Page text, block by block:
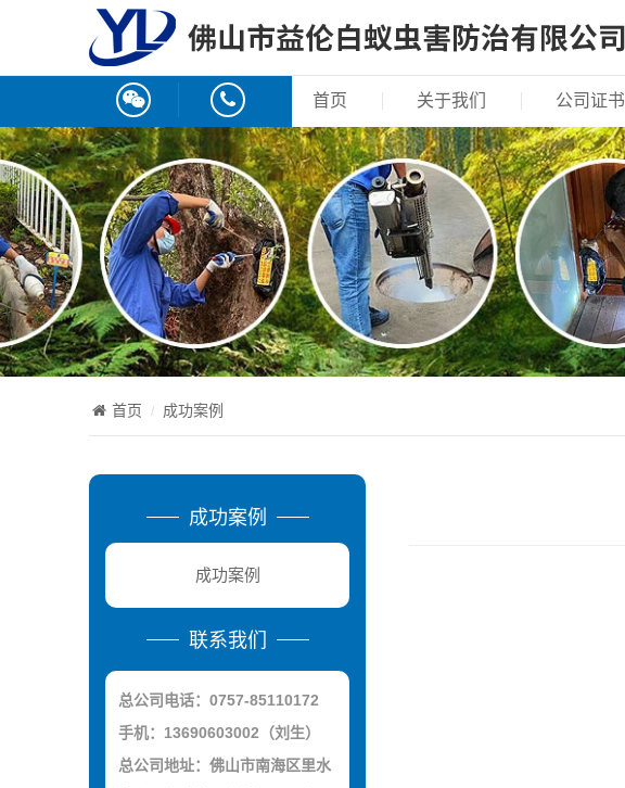
首页 关于我们 公司证书
首页 成功案例
成功案例
成功案例
联系我们
总公司电话：0757-85110172
手机：13690603002（刘生）
总公司地址：佛山市南海区里水